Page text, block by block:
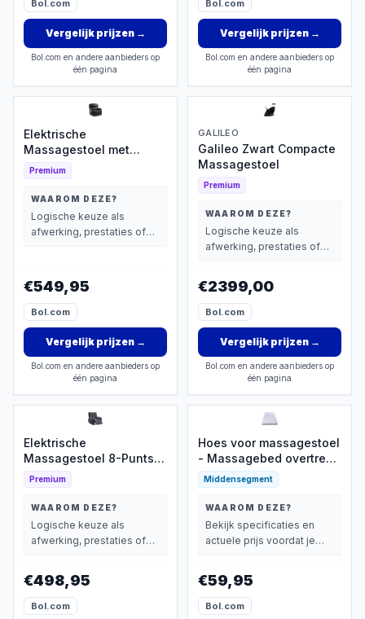
Bol.com
Vergelijk prijzen→
Bol.com en andere aanbieders op
één pagina
Bol.com
Vergelijk prijzen→
Bol.com en andere aanbieders op
één pagina
Elektrische
Massagestoel met
Verwarming
Premium
WAAROM DEZE?
Logische keuze als
afwerking, prestaties of
€549,95
Bol.com
Vergelijk prijzen→
Bol.com en andere aanbieders op
één pagina
GALILEO
Galileo Zwart Compacte
Massagestoel
Premium
WAAROM DEZE?
Logische keuze als
afwerking, prestaties of
€2399,00
Bol.com
Vergelijk prijzen→
Bol.com en andere aanbieders op
één pagina
Elektrische
Massagestoel 8-Punts
met Verwarming
Premium
WAAROM DEZE?
Logische keuze als
afwerking, prestaties of
€498,95
Bol.com
Hoes voor massagestoel
- Massagebed overtrek -
Wellness en spa - Anti-
slip oppervlak - 80 x 190
cm - Zoals afgebeeld
Middensegment
WAAROM DEZE?
Bekijk specificaties en
actuele prijs voordat je
€59,95
Bol.com